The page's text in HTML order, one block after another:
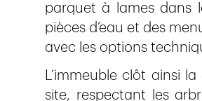
parquet à lames dans
pièces d’eau et des
avec les options
L’immeuble clôt ainsi
site, respectant les